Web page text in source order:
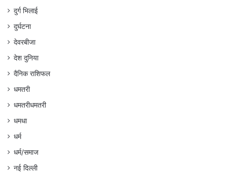
दुर्ग भिलाई
दुर्घटना
देवरबीजा
देश दुनिया
दैनिक राशिफल
धमतरी
धमतरीधमतरी
धमधा
धर्म
धर्म/समाज
नई दिल्ली